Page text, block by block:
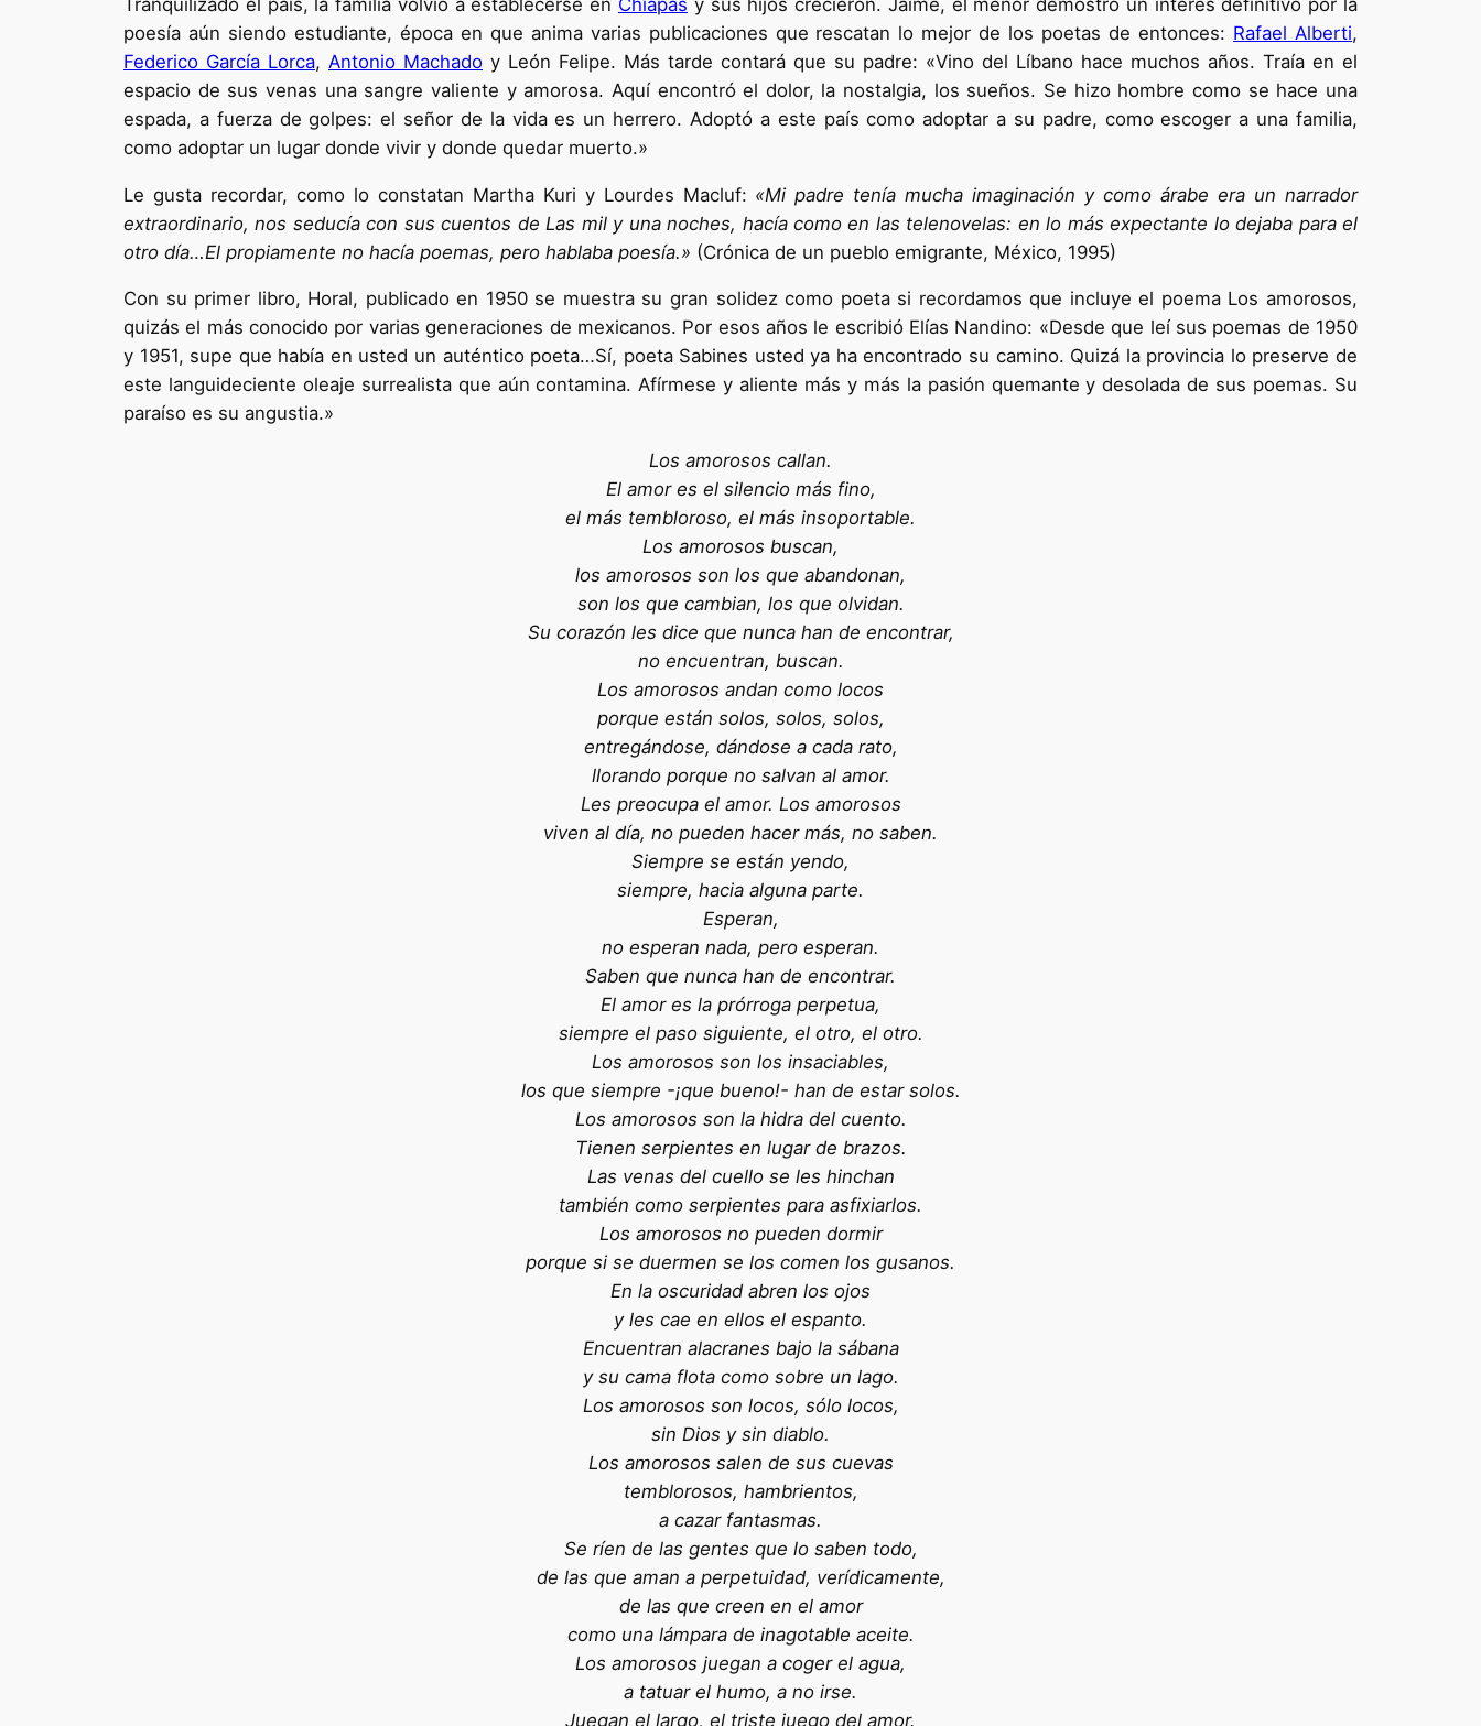
poesía aún siendo estudiante, época en que anima varias publicaciones que rescatan lo mejor de los poetas de entonces: Rafael Alberti,
Federico García Lorca, Antonio Machado y León Felipe. Más tarde contará que su padre: «Vino del Líbano hace muchos años. Traía en el
espacio de sus venas una sangre valiente y amorosa. Aquí encontró el dolor, la nostalgia, los sueños. Se hizo hombre como se hace una
espada, a fuerza de golpes: el señor de la vida es un herrero. Adoptó a este país como adoptar a su padre, como escoger a una familia,
como adoptar un lugar donde vivir y donde quedar muerto.»
Le gusta recordar, como lo constatan Martha Kuri y Lourdes Macluf: «Mi padre tenía mucha imaginación y como árabe era un narrador
extraordinario, nos seducía con sus cuentos de Las mil y una noches, hacía como en las telenovelas: en lo más expectante lo dejaba para el
otro día…El propiamente no hacía poemas, pero hablaba poesía.» (Crónica de un pueblo emigrante, México, 1995)
Con su primer libro, Horal, publicado en 1950 se muestra su gran solidez como poeta si recordamos que incluye el poema Los amorosos,
quizás el más conocido por varias generaciones de mexicanos. Por esos años le escribió Elías Nandino: «Desde que leí sus poemas de 1950
y 1951, supe que había en usted un auténtico poeta…Sí, poeta Sabines usted ya ha encontrado su camino. Quizá la provincia lo preserve de
este languideciente oleaje surrealista que aún contamina. Afírmese y aliente más y más la pasión quemante y desolada de sus poemas. Su
paraíso es su angustia.»
Los amorosos callan.
El amor es el silencio más fino,
el más tembloroso, el más insoportable.
Los amorosos buscan,
los amorosos son los que abandonan,
son los que cambian, los que olvidan.
Su corazón les dice que nunca han de encontrar,
no encuentran, buscan.
Los amorosos andan como locos
porque están solos, solos, solos,
entregándose, dándose a cada rato,
llorando porque no salvan al amor.
Les preocupa el amor. Los amorosos
viven al día, no pueden hacer más, no saben.
Siempre se están yendo,
siempre, hacia alguna parte.
Esperan,
no esperan nada, pero esperan.
Saben que nunca han de encontrar.
El amor es la prórroga perpetua,
siempre el paso siguiente, el otro, el otro.
Los amorosos son los insaciables,
los que siempre -¡que bueno!- han de estar solos.
Los amorosos son la hidra del cuento.
Tienen serpientes en lugar de brazos.
Las venas del cuello se les hinchan
también como serpientes para asfixiarlos.
Los amorosos no pueden dormir
porque si se duermen se los comen los gusanos.
En la oscuridad abren los ojos
y les cae en ellos el espanto.
Encuentran alacranes bajo la sábana
y su cama flota como sobre un lago.
Los amorosos son locos, sólo locos,
sin Dios y sin diablo.
Los amorosos salen de sus cuevas
temblorosos, hambrientos,
a cazar fantasmas.
Se ríen de las gentes que lo saben todo,
de las que aman a perpetuidad, verídicamente,
de las que creen en el amor
como una lámpara de inagotable aceite.
Los amorosos juegan a coger el agua,
a tatuar el humo, a no irse.
Juegan el largo, el triste juego del amor.